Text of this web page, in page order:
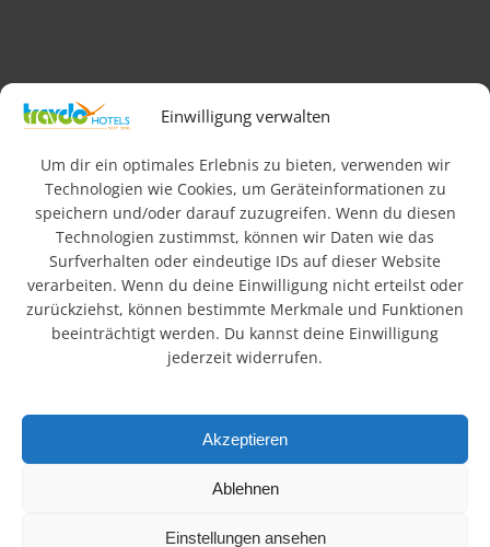
Einwilligung verwalten
Um dir ein optimales Erlebnis zu bieten, verwenden wir
Technologien wie Cookies, um Geräteinformationen zu
speichern und/oder darauf zuzugreifen. Wenn du diesen
Technologien zustimmst, können wir Daten wie das
Surfverhalten oder eindeutige IDs auf dieser Website
verarbeiten. Wenn du deine Einwilligung nicht erteilst oder
zurückziehst, können bestimmte Merkmale und Funktionen
beeinträchtigt werden. Du kannst deine Einwilligung
jederzeit widerrufen.
Akzeptieren
Ablehnen
Einstellungen ansehen
Impressum AGB Datenschutz & Rechtliches
FAQ Newsletteranmeldung Barrierefreiheit
© 2026 Travdo Hotels & Resorts. Alle Rechte vorbehalten.
Wo sind die besten
Hotels in Deutschland?
einen hohen Stellenwert. Die schönsten Regionen
ideale Voraussetzungen. Unsere ländlich gelegenen Hotels